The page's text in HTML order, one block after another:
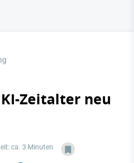
Zeitalter neu
ca. 3 Minuten